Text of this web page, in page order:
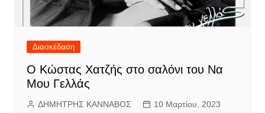
Διασκέδαση
Ο Κώστας Χατζής στο σαλόνι του Να
Μου Γελλάς
ΔΗΜΗΤΡΗΣ ΚΑΝΝΑΒΟΣ
10 Μαρτίου, 2023